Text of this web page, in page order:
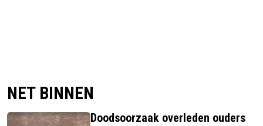
NET BINNEN
Doodsoorzaak overleden ouders